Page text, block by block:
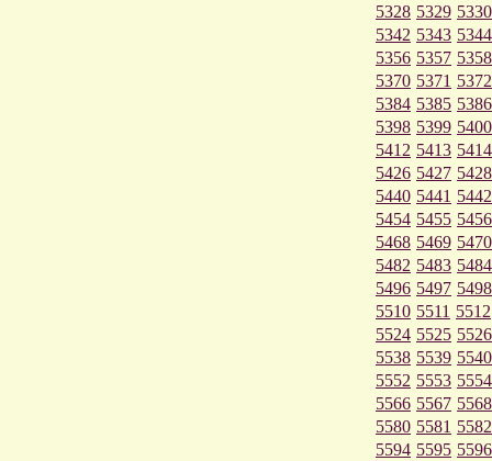
5328 5329 5330
5342 5343 5344
5356 5357 5358
5370 5371 5372
5384 5385 5386
5398 5399 5400
5412 5413 5414
5426 5427 5428
5440 5441 5442
5454 5455 5456
5468 5469 5470
5482 5483 5484
5496 5497 5498
5510 5511 5512
5524 5525 5526
5538 5539 5540
5552 5553 5554
5566 5567 5568
5580 5581 5582
5594 5595 5596